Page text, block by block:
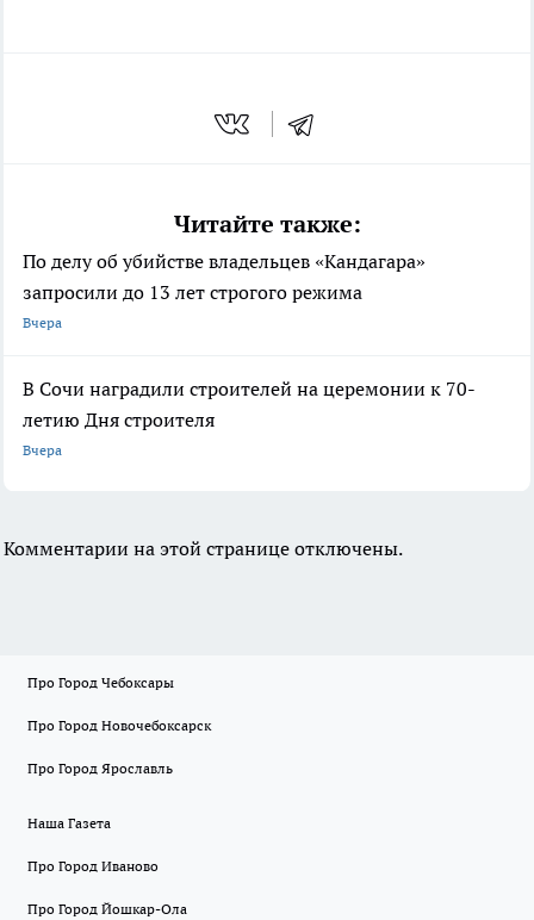
Читайте также:
По делу об убийстве владельцев «Кандагара»
запросили до 13 лет строгого режима
Вчера
В Сочи наградили строителей на церемонии к 70-
летию Дня строителя
Вчера
Комментарии на этой странице отключены.
Про Город Чебоксары
Про Город Новочебоксарск
Про Город Ярославль
Наша Газета
Про Город Иваново
Про Город Йошкар-Ола